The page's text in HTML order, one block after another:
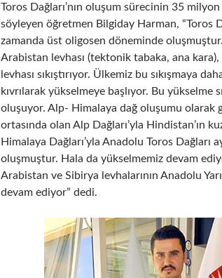
Toros Dağları’nın oluşum sürecinin 35 milyon
söyleyen öğretmen Bilgiday Harman, “Toros
zamanda üst oligosen döneminde
Arabistan levhası (tektonik tabaka, ana
levhası sıkıştırıyor. Ülkemiz bu sıkışmaya
kıvrılarak yükselmeye başlıyor. Bu yükselme
oluşuyor. Alp- Himalaya dağ oluşumu olarak
ortasında olan Alp Dağları’yla Hindistan’ın
Himalaya Dağları’yla Anadolu Toros Dağları
oluşmuştur. Hala da yükselmemiz devam
Arabistan ve Sibirya levhalarının Anadolu
devam ediyor” dedi.